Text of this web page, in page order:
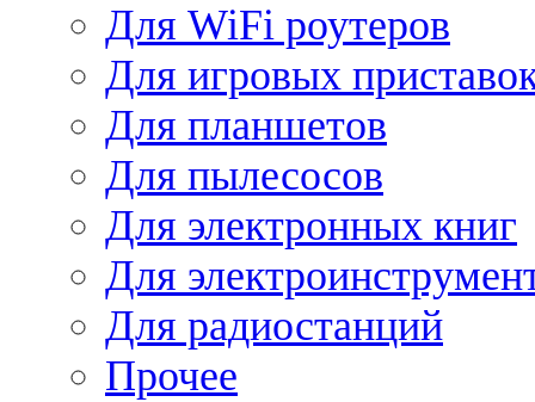
Для WiFi роутеров
Для игровых
Для планшетов
Для пылесосов
Для электронных книг
Для
Для радиостанций
Прочее